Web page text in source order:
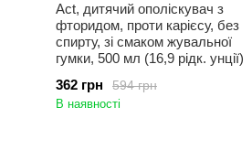
Act, дитячий ополіскувач з
фторидом, проти карієсу, без
спирту, зі смаком жувальної
гумки, 500 мл (16,9 рідк. унції)
594 грн
362 грн
В наявності